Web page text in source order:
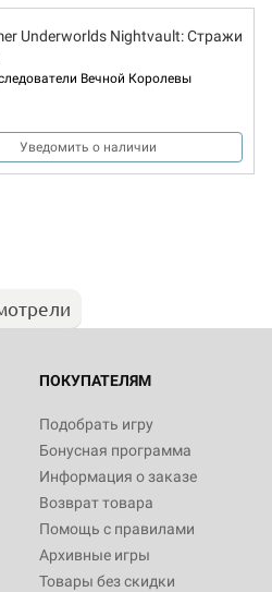
Underworlds Nightvault: Стражи
Вечной Королевы
Уведомить о наличии
ПОКУПАТЕЛЯМ
Подобрать игру
Бонусная программа
Информация о заказе
Возврат товара
Помощь с правилами
Архивные игры
Товары без скидки